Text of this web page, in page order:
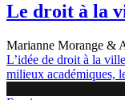
Le droit à la
Marianne Morange &
L’idée de droit à la
milieux académiques,